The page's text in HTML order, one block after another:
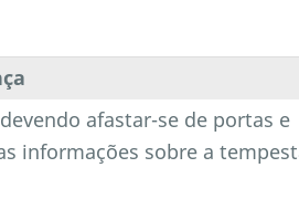
afastar-se de portas e
informações sobre a